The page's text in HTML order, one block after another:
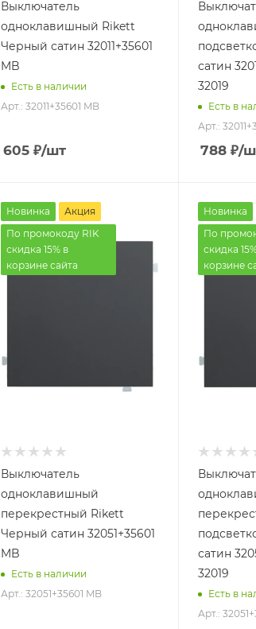
Выключатель
одноклавишный Rikett
Черный сатин 32011+35601
MB
Есть в наличии
Арт.: 32011+35601 MB
605 ₽/шт
сатин
32019
Есть в
Арт.:
788 ₽/
Новинка
Акция
По промокоду RIK
скидка 15% в
корзине сайта
Выключатель
одноклавишный
перекрестный Rikett
Черный сатин 32051+35601
MB
Есть в наличии
Арт.: 32051+35601 MB
Новинка
По
скидка
корзине
сатин
32019
Есть в
Арт.: